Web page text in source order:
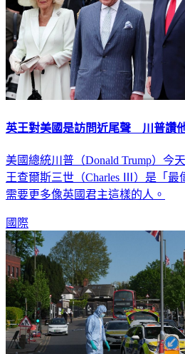
英王對美國是訪問近尾聲 川普讚
美國總統川普（Donald Trump）今
王查爾斯三世（Charles Ⅲ）是「最
需要更多像英國君主這樣的人。
國際